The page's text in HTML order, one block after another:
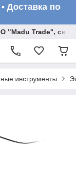
Доставка по
"Madu Trade",
инструменты